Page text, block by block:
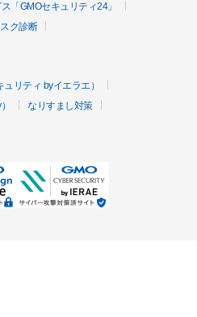
「GMOセキュリティ24」
ク診断
リティ byイエラエ）
なりすまし対策